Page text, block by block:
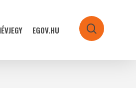
EGOV.HU search